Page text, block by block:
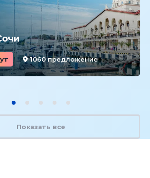
1060 предложение
Показать все